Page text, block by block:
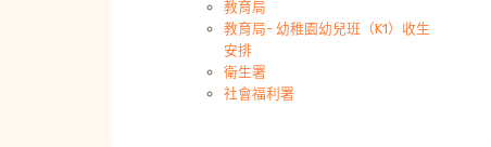
教育局
教育局- 幼稚園幼兒班（K1）收生
安排
衛生署
社會福利署